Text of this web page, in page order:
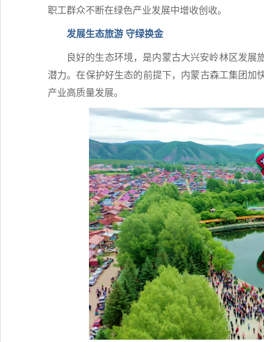
职工群众不断在绿色产业发展中增收创收。
发展生态旅游 守绿换金
良好的生态环境，是内蒙古大兴安岭林区发
潜力。在保护好生态的前提下，内蒙古森工集团加
产业高质量发展。